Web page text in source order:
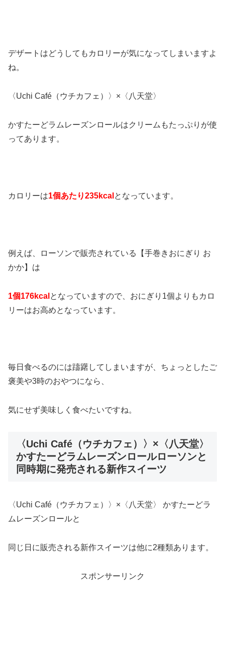
デザートはどうしてもカロリーが気になってしまいますよ
ね。
〈Uchi Café（ウチカフェ）〉×〈八天堂〉
かすたーどラムレーズンロールはクリームもたっぷりが使
ってあります。
カロリーは1個あたり235kcal となっています。
例えば、ローソンで販売されている【手巻きおにぎり お
かか】は
1個176kcal となっていますので、おにぎり1個よりもカロ
リーはお高めとなっています。
毎日食べるのには躊躇してしまいますが、ちょっとしたご
褒美や3時のおやつになら、
気にせず美味しく食べたいですね。
〈Uchi Café（ウチカフェ）〉×〈八天堂〉
かすたーどラムレーズンロールローソンと
同時期に発売される新作スイーツ
〈Uchi Café（ウチカフェ）〉×〈八天堂〉 かすたーどラ
ムレーズンロールと
同じ日に販売される新作スイーツは他に2種類あります。
スポンサーリンク